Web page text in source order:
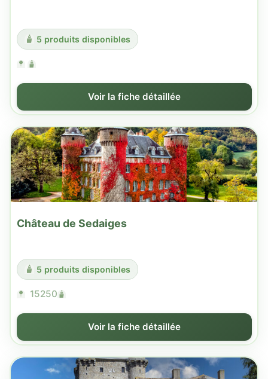
5 produits disponibles
Voir la fiche détaillée
Château de Sedaiges
5 produits disponibles
15250
Voir la fiche détaillée